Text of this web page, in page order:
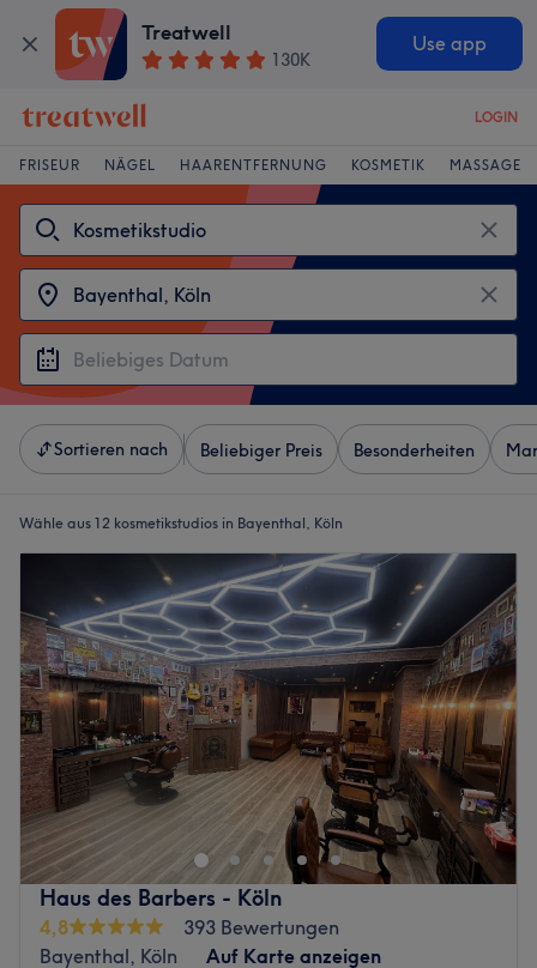
Treatwell
130K
Use app
LOGIN
FRISEUR NÄGEL HAARENTFERNUNG KOSMETIK MASSAGE
Sortieren nach Beliebiger Preis Besonderheiten
Wähle aus 12 kosmetikstudios in Bayenthal, Köln
Haus des Barbers - Köln
4,8
393 Bewertungen
Bayenthal, Köln
Auf Karte anzeigen